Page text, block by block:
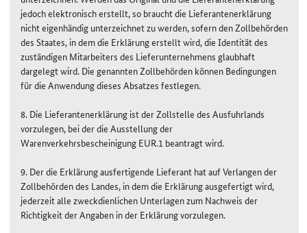
jedoch elektronisch erstellt, so braucht die Lieferantenerklärung
nicht eigenhändig unterzeichnet zu werden, sofern den Zollbehörden
des Staates, in dem die Erklärung erstellt wird, die Identität des
zuständigen Mitarbeiters des Lieferunternehmens glaubhaft
dargelegt wird. Die genannten Zollbehörden können Bedingungen
für die Anwendung dieses Absatzes festlegen.
8. Die Lieferantenerklärung ist der Zollstelle des Ausfuhrlands
vorzulegen, bei der die Ausstellung der
Warenverkehrsbescheinigung EUR.1 beantragt wird.
9. Der die Erklärung ausfertigende Lieferant hat auf Verlangen der
Zollbehörden des Landes, in dem die Erklärung ausgefertigt wird,
jederzeit alle zweckdienlichen Unterlagen zum Nachweis der
Richtigkeit der Angaben in der Erklärung vorzulegen.